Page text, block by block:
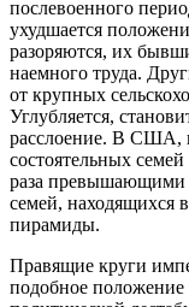
послевоенного
ухудшается
разоряются, их
наемного труда.
от крупных
Углубляется,
расслоение. В США,
состоятельных
раза превышающими
семей, находящихся
пирамиды.
Правящие круги
подобное